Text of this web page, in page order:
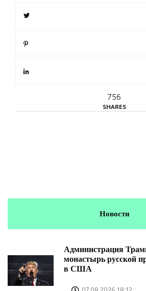
756
SHARES
Новости
Администрация
монастырь русской
в США